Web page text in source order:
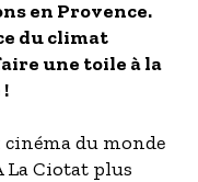
en Provence.
du climat
une toile à la
du monde
La Ciotat plus